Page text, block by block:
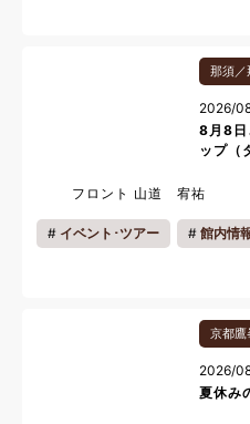
那須／
2026/
8月8日
ップ（
フロント 山道 宥祐
イベント･ツアー 館内情
京都鷹
2026/
夏休み